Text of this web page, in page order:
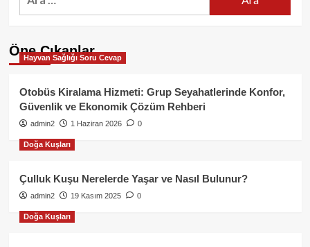
Öne Çıkanlar
Hayvan Sağlığı Soru Cevap
Otobüs Kiralama Hizmeti: Grup Seyahatlerinde Konfor,
Güvenlik ve Ekonomik Çözüm Rehberi
admin2 1 Haziran 2026 0
Doğa Kuşları
Çulluk Kuşu Nerelerde Yaşar ve Nasıl Bulunur?
admin2 19 Kasım 2025 0
Doğa Kuşları